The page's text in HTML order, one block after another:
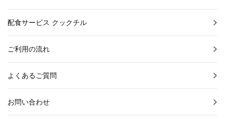
配食サービス クックチル
ご利用の流れ
よくあるご質問
お問い合わせ